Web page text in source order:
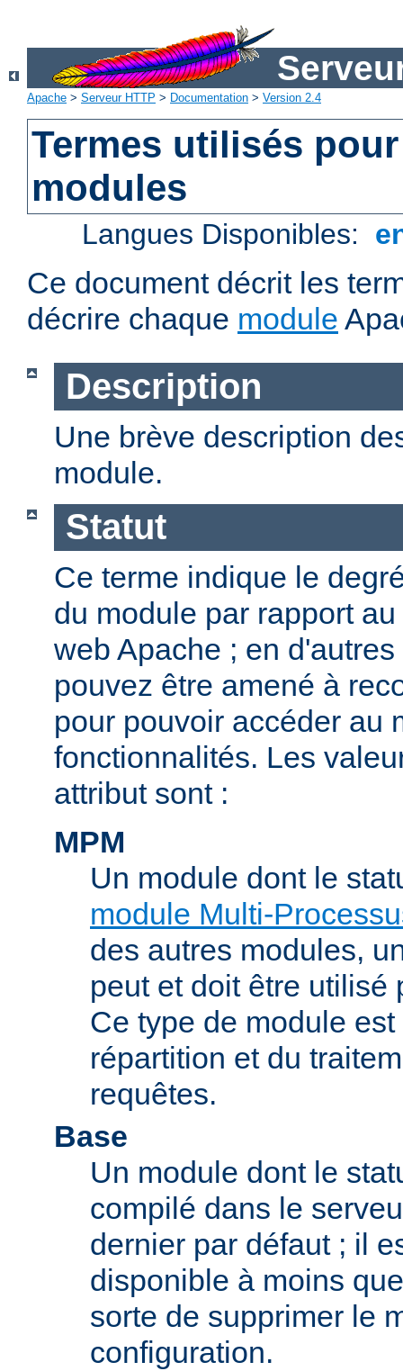
Apache > Serveur HTTP > Documentation > Version 2.4
Termes utilisés
modules
Langues Disponibles:
Ce document décrit les
décrire chaque module
Description
Une brève description
module.
Statut
Ce terme indique le
du module par rapport
web Apache ; en
pouvez être amené à
pour pouvoir accéder au
fonctionnalités. Les
attribut sont :
MPM
Un module dont le
module Multi-
des autres modules,
peut et doit être utilisé
Ce type de module
répartition et du
requêtes.
Base
Un module dont le
compilé dans le
dernier par défaut ; il
disponible à moins
sorte de supprimer le
configuration.